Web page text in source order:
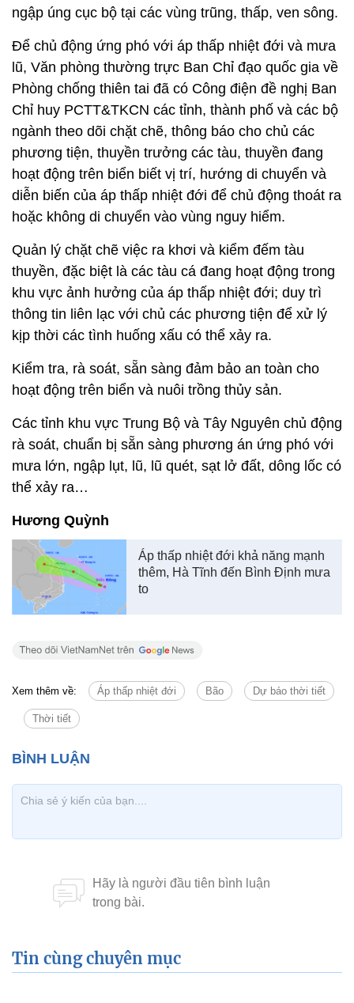
ngập úng cục bộ tại các vùng trũng, thấp, ven sông.
Để chủ động ứng phó với áp thấp nhiệt đới và mưa
lũ, Văn phòng thường trực Ban Chỉ đạo quốc gia về
Phòng chống thiên tai đã có Công điện đề nghị Ban
Chỉ huy PCTT&TKCN các tỉnh, thành phố và các bộ
ngành theo dõi chặt chẽ, thông báo cho chủ các
phương tiện, thuyền trưởng các tàu, thuyền đang
hoạt động trên biển biết vị trí, hướng di chuyển và
diễn biến của áp thấp nhiệt đới để chủ động thoát ra
hoặc không di chuyển vào vùng nguy hiểm.
Quản lý chặt chẽ việc ra khơi và kiểm đếm tàu
thuyền, đặc biệt là các tàu cá đang hoạt động trong
khu vực ảnh hưởng của áp thấp nhiệt đới; duy trì
thông tin liên lạc với chủ các phương tiện để xử lý
kịp thời các tình huống xấu có thể xảy ra.
Kiểm tra, rà soát, sẵn sàng đảm bảo an toàn cho
hoạt động trên biển và nuôi trồng thủy sản.
Các tỉnh khu vực Trung Bộ và Tây Nguyên chủ động
rà soát, chuẩn bị sẵn sàng phương án ứng phó với
mưa lớn, ngập lụt, lũ, lũ quét, sạt lở đất, dông lốc có
thể xảy ra…
Hương Quỳnh
Áp thấp nhiệt đới khả năng mạnh
thêm, Hà Tĩnh đến Bình Định mưa
to
Xem thêm về: Áp thấp nhiệt đới Bão Dự báo thời tiết
Thời tiết
Tin cùng chuyên mục